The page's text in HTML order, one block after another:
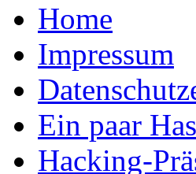
Home
Impressum
Ein paar
Hacking-